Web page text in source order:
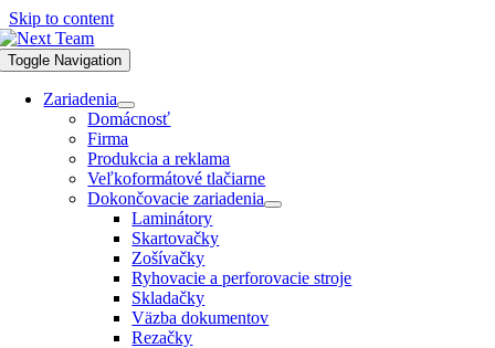
Skip to content
Toggle Navigation
Zariadenia
Domácnosť
Firma
Produkcia a reklama
Veľkoformátové tlačiarne
Dokončovacie zariadenia
Laminátory
Skartovačky
Zošívačky
Ryhovacie a perforovacie stroje
Skladačky
Väzba dokumentov
Rezačky